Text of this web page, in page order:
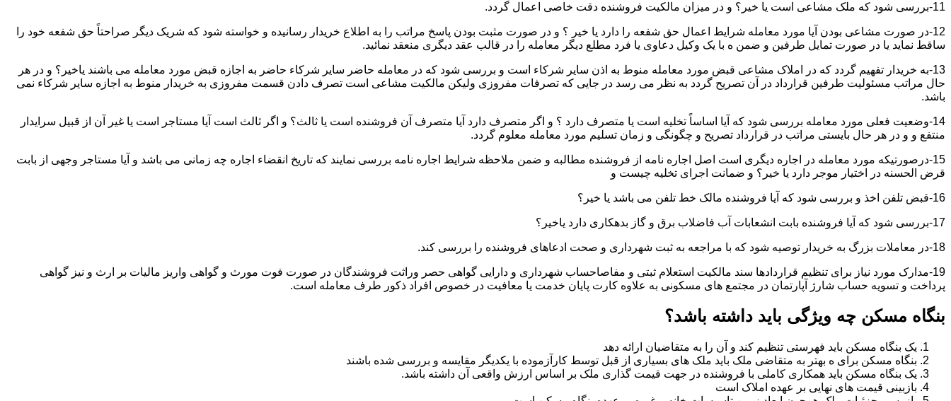
11-بررسی شود که ملک مشاعی است یا خیر؟ و در میزان مالکیت فروشنده دقت خاصی اعمال گردد.
12-در صورت مشاعی بودن آیا مورد معامله شرایط اعمال حق شفعه را دارد یا خیر ؟ و در صورت مثبت بودن پاسخ مراتب را به اطلاع خریدار رسانیده و خواسته شود که شریک دیگر صراحتاً حق شفعه خود را
ساقط نماید یا در صورت تمایل طرفین و ضمن ه با یک وکیل دعاوی یا فرد مطلع دیگر معامله را در قالب عقد دیگری منعقد نمائید.
13-به خریدار تفهیم گردد که در املاک مشاعی قبض مورد معامله منوط به اذن سایر شرکاء است و بررسی شود که در معامله حاضر سایر شرکاء حاضر به اجازه قبض مورد معامله می باشند یاخیر؟ و در هر
حال مراتب مسئولیت طرفین قرارداد در آن تصریح گردد به نظر می رسد در جایی که تصرفات مفروزی ولیکن مالکیت مشاعی است تصرف دادن قسمت مفروزی به خریدار منوط به اجازه سایر شرکاء نمی
باشد.
14-وضعیت فعلی مورد معامله بررسی شود که آیا اساساً تخلیه است یا متصرف دارد ؟ و اگر متصرف دارد آیا متصرف آن فروشنده است یا ثالث؟ و اگر ثالث است آیا مستاجر است یا غیر آن از قبیل سرایدار
منتفع و و در هر حال بایستی مراتب در قرارداد تصریح و چگونگی و زمان تسلیم مورد معامله معلوم گردد.
15-درصورتیکه مورد معامله در اجاره دیگری است اصل اجاره نامه از فروشنده مطالبه و ضمن ملاحظه شرایط اجاره نامه بررسی نمایند که تاریخ انقضاء اجاره چه زمانی می باشد و آیا مستاجر وجهی از بابت
قرض الحسنه در اختیار موجر دارد یا خیر؟ و ضمانت اجرای تخلیه چیست و
16-قبض تلفن اخذ و بررسی شود که آیا فروشنده مالک خط تلفن می باشد یا خیر؟
17-بررسی شود که آیا فروشنده بابت انشعابات آب فاضلاب برق و گاز بدهکاری دارد یاخیر؟
18-در معاملات بزرگ به خریدار توصیه شود که با مراجعه به ثبت شهرداری و صحت ادعاهای فروشنده را بررسی کند.
19-مدارک مورد نیاز برای تنظیم قراردادها سند مالکیت استعلام ثبتی و مفاصاحساب شهرداری و دارایی گواهی حصر وراثت فروشندگان در صورت فوت مورث و گواهی واریز مالیات بر ارث و نیز گواهی
پرداخت و تسویه حساب شارژ آپارتمان در مجتمع های مسکونی به علاوه کارت پایان خدمت یا معافیت در خصوص افراد ذکور طرف معامله است.
بنگاه مسکن چه ویژگی باید داشته باشد؟
یک بنگاه مسکن باید فهرستی تنظیم کند و آن را به متقاضیان ارائه دهد
بنگاه مسکن برای ه بهتر به متقاضی ملک باید ملک های بسیاری از قبل توسط کارآزموده با یکدیگر مقایسه و بررسی شده باشند
یک بنگاه مسکن باید همکاری کاملی با فروشنده در جهت قیمت گذاری ملک بر اساس ارزش واقعی آن داشته باشد.
بازبینی قیمت های نهایی بر عهده املاک است